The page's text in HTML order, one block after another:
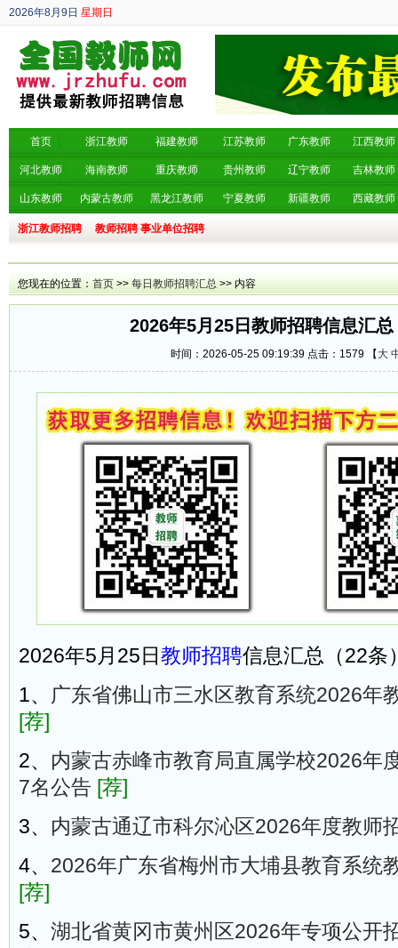
2026年8月9日 星期日
丙午年 六月廿七
首页 浙江教师 福建教师 江苏教师 广东教师 江西教师
河北教师 海南教师 重庆教师 贵州教师 辽宁教师 吉林教师
山东教师 内蒙古教师 黑龙江教师 宁夏教师 新疆教师 西藏教师
浙江教师招聘 教师招聘 事业单位招聘
您现在的位置： 首页 >> 每日教师招聘汇总 >> 内容
2026年5月25日教师招聘信息汇
时间：2026-05-25 09:19:39 点击： 1579 【 大
2026年5月25日 教师招聘信息汇总（22条
1、 广东省佛山市三水区教育系统2026年
[荐]
2、 内蒙古赤峰市教育局直属学校2026年
7名公告 [荐]
3、 内蒙古通辽市科尔沁区2026年度教师
4、 2026年广东省梅州市大埔县教育系统
[荐]
5、 湖北省黄冈市黄州区2026年专项公开